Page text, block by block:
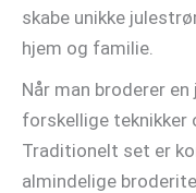
skabe unikke
hjem og familie.
Når man broderer
forskellige teknikker
Traditionelt set er
almindelige